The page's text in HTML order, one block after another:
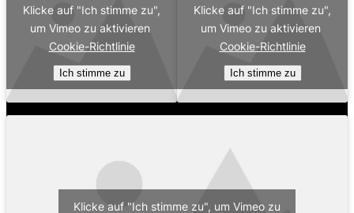
Klicke auf "Ich stimme zu",
um Vimeo zu aktivieren
Cookie-Richtlinie
Ich stimme zu
Klicke auf "Ich stimme zu",
um Vimeo zu aktivieren
Cookie-Richtlinie
Ich stimme zu
Klicke auf "Ich stimme zu", um Vimeo zu